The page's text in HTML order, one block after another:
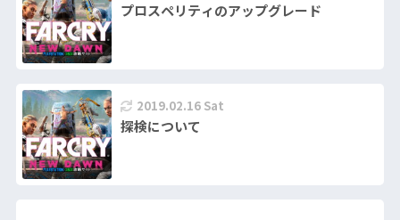
プロスペリティのアップグレード
2019.02.16 Sat
探検について